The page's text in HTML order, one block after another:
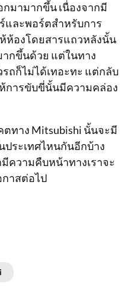
มามากขึ้น เนื่องจากมี
และพอร์ตสำหรับการ
ห้องโดยสารแถวหลังนั้น
กขึ้นด้วย แต่ในทาง
ถก็ไม่ได้เทอะทะ แต่กลับ
การขับขี่นั้นมีความคล่อง
ทาง Mitsubishi นั้นจะมี
ระเทศไหนกันอีกบ้าง
ความคืบหน้าทางเราจะ
าสต่อไป